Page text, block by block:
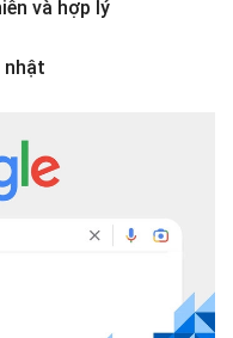
và hợp lý
nhật